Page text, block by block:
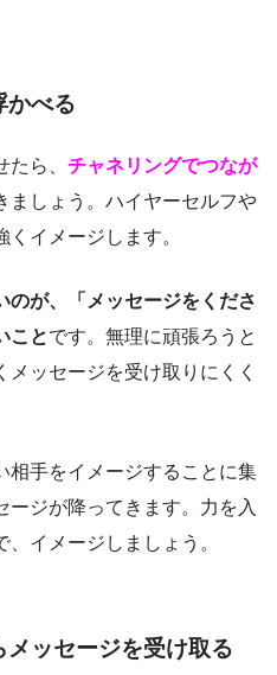
かべる
ら、 チャネリングでつなが
ましょう。ハイヤーセルフや
イメージします。
のが、「メッセージをくださ
ことです。無理に頑張ろうと
ッセージを受け取りにくく
相手をイメージすることに集
ジが降ってきます。力を入
イメージしましょう。
ッセージを受け取る